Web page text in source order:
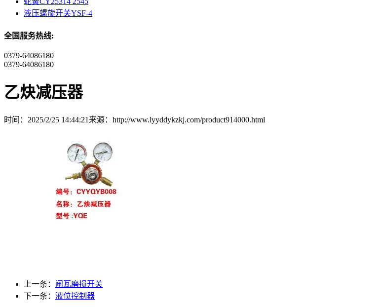
液压螺旋开关YSF-4
全国服务热线:
0379-64086180
0379-64086180
乙炔减压器
时间：2025/2/25 14:44:21 来源：http://www.lyyddykzkj.com/product914000.html
上一条： 闸瓦磨损开关
下一条： 液位控制器